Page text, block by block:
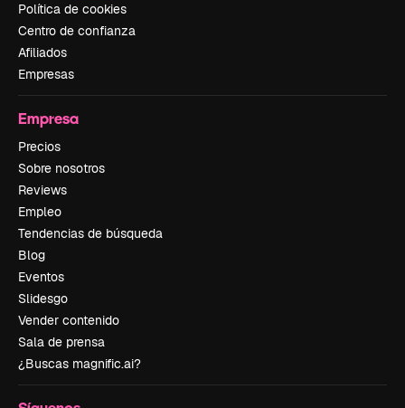
Política de cookies
Centro de confianza
Afiliados
Empresas
Empresa
Precios
Sobre nosotros
Reviews
Empleo
Tendencias de búsqueda
Blog
Eventos
Slidesgo
Vender contenido
Sala de prensa
¿Buscas magnific.ai?